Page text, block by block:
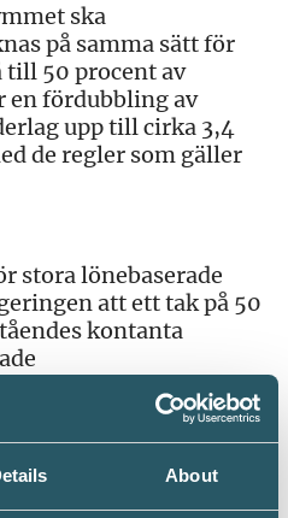
About
ska
på samma sätt för
till 50 procent av
en fördubbling av
upp till cirka 3,4
de regler som gäller
stora lönebaserade
att ett tak på 50
kontanta
tidigare år påverkas
är endast värdet av
som begränsas.